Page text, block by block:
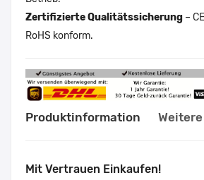
Zertifizierte Qualitätssicherung –
RoHS konform.
Produktinformation
Mit Vertrauen Einkaufen!